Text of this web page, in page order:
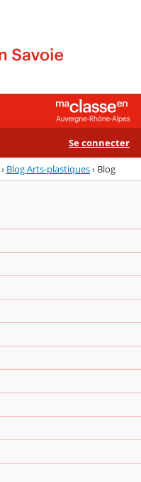
Se connecter
› Blog Arts-plastiques› Blog